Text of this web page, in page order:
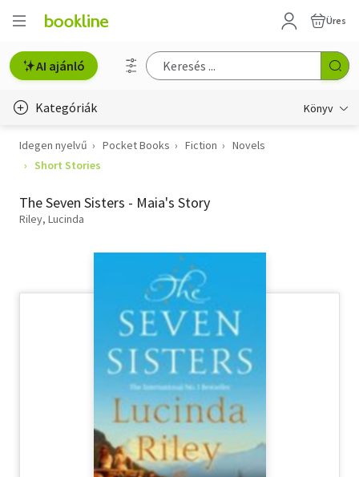
Üres
AI ajánló
Kategóriák Könyv
Életmód, egészség
Gyermek- és ifjúsági
Hobbi, szabadidő
Tankönyv, segédkönyv
Társadalomtudomány
Idegen nyelvű Pocket Books Fiction
Novels
Short Stories
The Seven Sisters - Maia's Story
Riley, Lucinda